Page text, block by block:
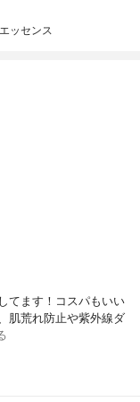
ッセンス
てます！コスパもいい
肌荒れ防止や紫外線ダ